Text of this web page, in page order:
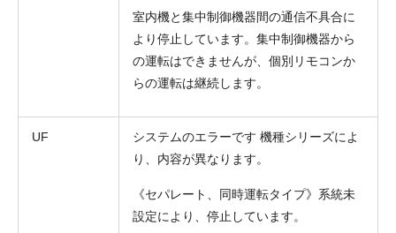
室内機と集中制御機器間の通信不具合に
より停止しています。集中制御機器から
の運転はできませんが、個別リモコンか
らの運転は継続します。
UF
システムのエラーです 機種シリーズによ
り、内容が異なります。
《セパレート、同時運転タイプ》系統未
設定により、停止しています。